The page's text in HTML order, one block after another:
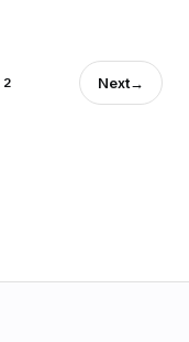
2 Next→